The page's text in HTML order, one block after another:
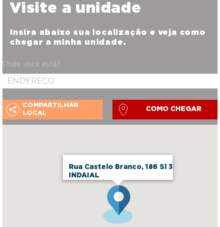
Rua Castelo Branco, 186 Sl 3
INDAIAL
Visite a unidade
Insira abaixo sua localização e veja como
chegar a minha unidade.
Onde você está?
COMPARTILHAR
LOCAL
COMO CHEGAR